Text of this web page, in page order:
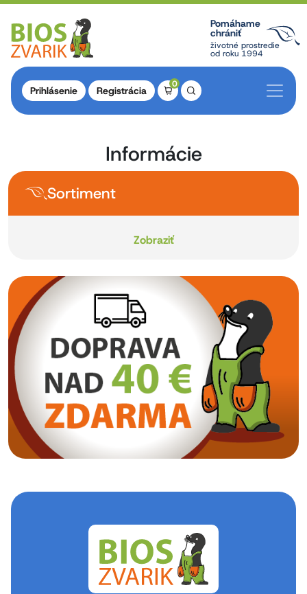
Pomáhame
chrániť
životné prostredie
od roku 1994
Prihlásenie Registrácia
0
Informácie
Sortiment
Zobraziť